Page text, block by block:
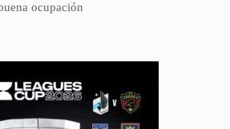
ocupación